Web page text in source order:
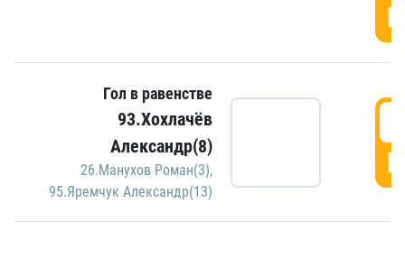
Гол в равенстве
93.Хохлачёв
Александр(8)
26.Манухов Роман(3),
95.Яремчук Александр(13)